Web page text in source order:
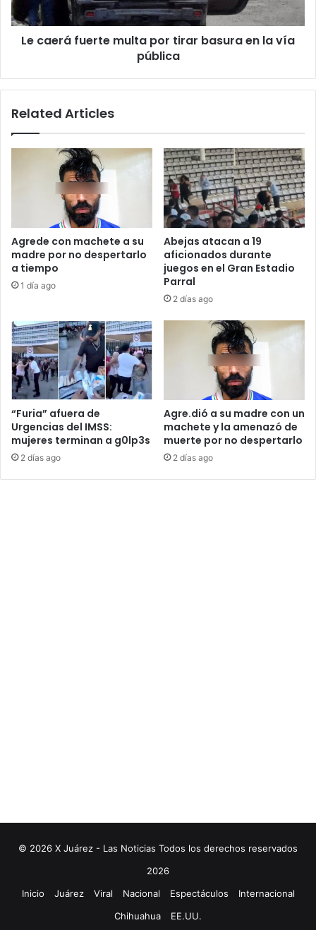
en
la
víaLe caerá fuerte multa por tirar basura en la vía
pública
Related Articles
Agrede con machete a su
madre por no despertarlo
a tiempo
1 día ago
Abejas atacan a 19
aficionados durante
juegos en el Gran Estadio
Parral
2 días ago
“Furia” afuera de
Urgencias del IMSS:
mujeres terminan a g0lp3s
2 días ago
Agre.dió a su madre con un
machete y la amenazó de
muerte por no despertarlo
2 días ago
© 2026 X Juárez - Las Noticias Todos los derechos reservados
2026
Inicio
Juárez Viral Nacional Espectáculos
Internacional
Chihuahua
EE.UU.